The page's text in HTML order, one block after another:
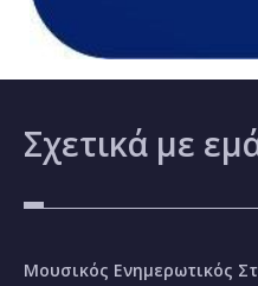
Σχετικά με
Μουσικός Ενημερωτικός